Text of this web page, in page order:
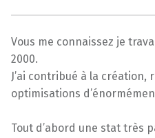
Vous me connaissez je
2000.
J’ai contribué à la création,
optimisations
Tout d’abord une stat très